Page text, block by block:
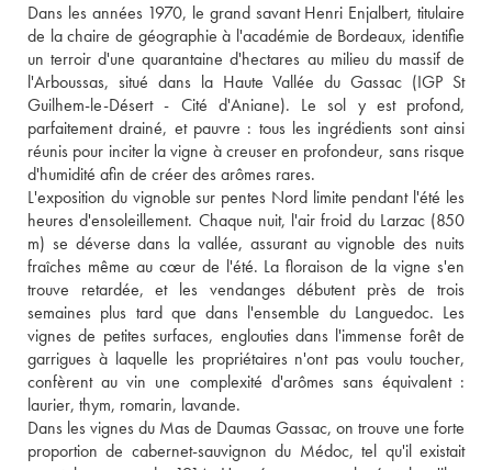
Dans les années 1970, le grand savant Henri Enjalbert, titulaire
de la chaire de géographie à l'académie de Bordeaux, identifie
un terroir d'une quarantaine d'hectares au milieu du massif de
l'Arboussas, situé dans la Haute Vallée du Gassac (IGP St
Guilhem-le-Désert - Cité d'Aniane). Le sol y est profond,
parfaitement drainé, et pauvre : tous les ingrédients sont ainsi
réunis pour inciter la vigne à creuser en profondeur, sans risque
d'humidité afin de créer des arômes rares.
L'exposition du vignoble sur pentes Nord limite pendant l'été les
heures d'ensoleillement. Chaque nuit, l'air froid du Larzac (850
m) se déverse dans la vallée, assurant au vignoble des nuits
fraîches même au cœur de l'été. La floraison de la vigne s'en
trouve retardée, et les vendanges débutent près de trois
semaines plus tard que dans l'ensemble du Languedoc. Les
vignes de petites surfaces, englouties dans l'immense forêt de
garrigues à laquelle les propriétaires n'ont pas voulu toucher,
confèrent au vin une complexité d'arômes sans équivalent :
laurier, thym, romarin, lavande.
Dans les vignes du Mas de Daumas Gassac, on trouve une forte
proportion de cabernet-sauvignon du Médoc, tel qu'il existait